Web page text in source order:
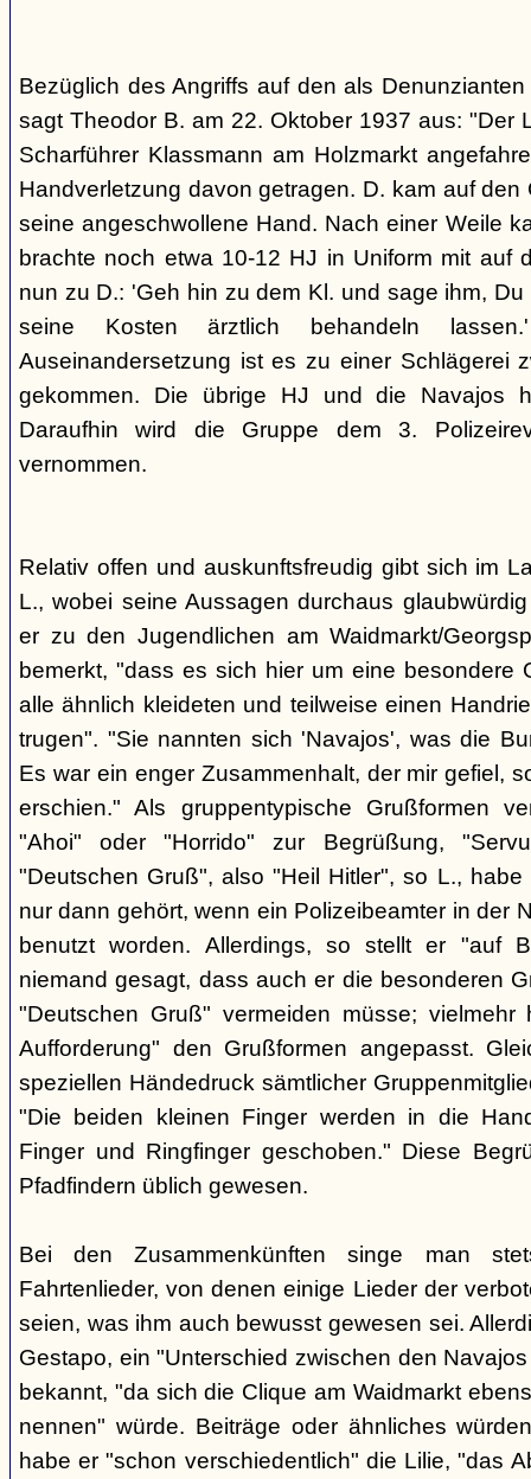
Bezüglich des Angriffs auf den als
sagt Theodor B. am 22. Oktober 1937 aus: "Der
Scharführer Klassmann am Holzmarkt
Handverletzung davon getragen. D. kam auf den
seine angeschwollene Hand. Nach einer Weile
brachte noch etwa 10-12 HJ in Uniform mit auf
nun zu D.: 'Geh hin zu dem Kl. und sage ihm,
seine Kosten ärztlich behandeln
Auseinandersetzung ist es zu einer Schlägerei
gekommen. Die übrige HJ und die Navajos
Daraufhin wird die Gruppe dem 3.
vernommen.
Relativ offen und auskunftsfreudig gibt sich im
L., wobei seine Aussagen durchaus
er zu den Jugendlichen am Waidmarkt/
bemerkt, "dass es sich hier um eine besondere
alle ähnlich kleideten und teilweise einen
trugen". "Sie nannten sich 'Navajos', was die
Es war ein enger Zusammenhalt, der mir gefiel,
erschien." Als gruppentypische Grußformen
"Ahoi" oder "Horrido" zur Begrüßung,
"Deutschen Gruß", also "Heil Hitler", so L.,
nur dann gehört, wenn ein Polizeibeamter in der
benutzt worden. Allerdings, so stellt er "auf
niemand gesagt, dass auch er die besonderen
"Deutschen Gruß" vermeiden müsse;
Aufforderung" den Grußformen angepasst.
speziellen Händedruck sämtlicher
"Die beiden kleinen Finger werden in die
Finger und Ringfinger geschoben." Diese
Pfadfindern üblich gewesen.
Bei den Zusammenkünften singe man
Fahrtenlieder, von denen einige Lieder der
seien, was ihm auch bewusst gewesen sei.
Gestapo, ein "Unterschied zwischen den
bekannt, "da sich die Clique am Waidmarkt
nennen" würde. Beiträge oder ähnliches
habe er "schon verschiedentlich" die Lilie, "das